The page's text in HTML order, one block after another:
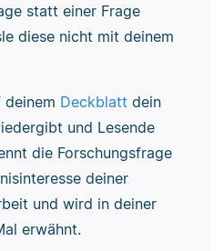
statt einer Frage
diese nicht mit deinem
deinem Deckblatt dein
und Lesende
die Forschungsfrage
deiner
und wird in deiner
erwähnt.